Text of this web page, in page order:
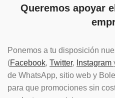
Queremos apoyar
Ponemos a tu disposición
(Facebook, Twitter, Instagram
de WhatsApp, sitio web y
para que promociones sin